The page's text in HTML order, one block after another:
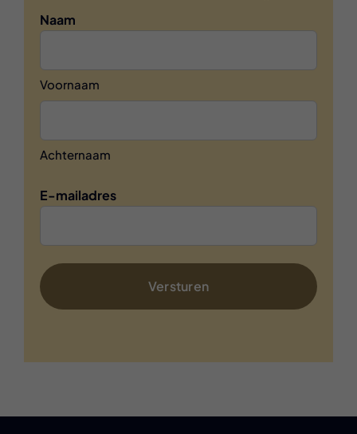
Naam
Voornaam
Achternaam
E-mailadres